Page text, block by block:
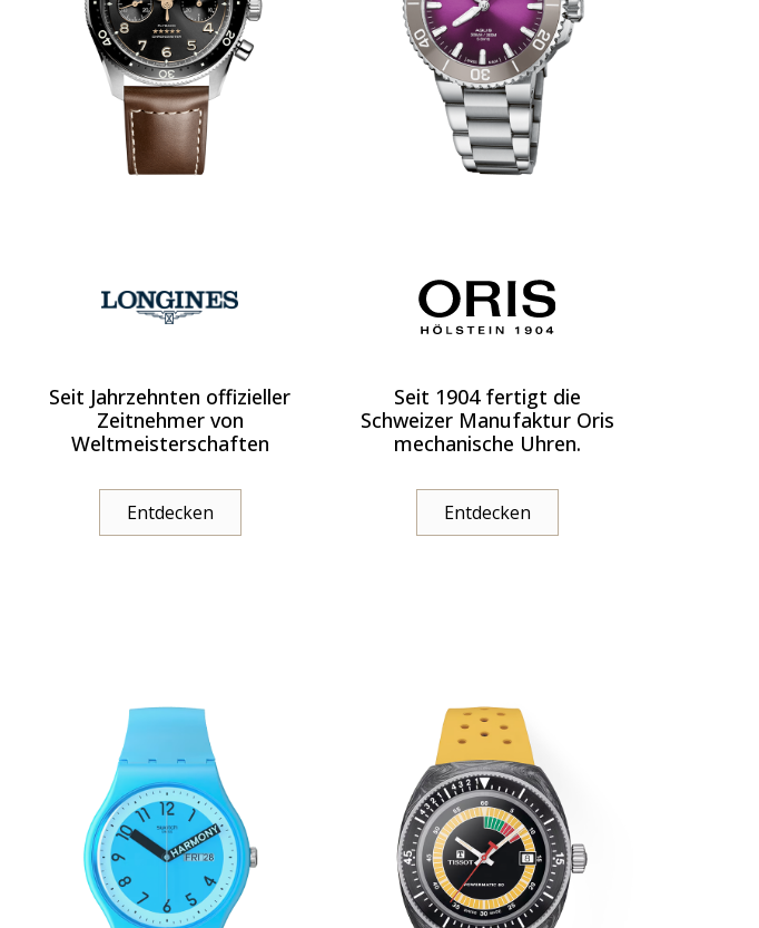
Seit Jahrzehnten offizieller
Zeitnehmer von
Weltmeisterschaften
Entdecken
Seit 1904 fertigt die
Schweizer Manufaktur Oris
mechanische Uhren.
Entdecken